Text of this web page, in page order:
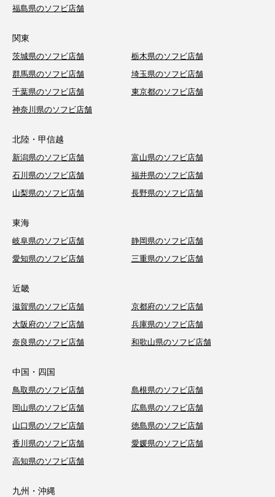
福島県のソフビ店舗
関東
茨城県のソフビ店舗
栃木県のソフビ店舗
群馬県のソフビ店舗
埼玉県のソフビ店舗
千葉県のソフビ店舗
東京都のソフビ店舗
神奈川県のソフビ店舗
北陸・甲信越
新潟県のソフビ店舗
富山県のソフビ店舗
石川県のソフビ店舗
福井県のソフビ店舗
山梨県のソフビ店舗
長野県のソフビ店舗
東海
岐阜県のソフビ店舗
静岡県のソフビ店舗
愛知県のソフビ店舗
三重県のソフビ店舗
近畿
滋賀県のソフビ店舗
京都府のソフビ店舗
大阪府のソフビ店舗
兵庫県のソフビ店舗
奈良県のソフビ店舗
和歌山県のソフビ店舗
中国・四国
鳥取県のソフビ店舗
島根県のソフビ店舗
岡山県のソフビ店舗
広島県のソフビ店舗
山口県のソフビ店舗
徳島県のソフビ店舗
香川県のソフビ店舗
愛媛県のソフビ店舗
高知県のソフビ店舗
九州・沖縄